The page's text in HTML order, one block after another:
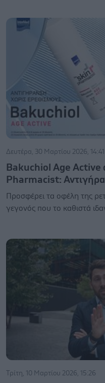
Δευτέρα, 30 Μαρτίου 2026, 14:41
Bakuchiol Age Active
Pharmacist:
Προσφέρει τα οφέλη της
γεγονός που το καθιστά
Τρίτη, 10 Μαρτίου 2026, 15:26